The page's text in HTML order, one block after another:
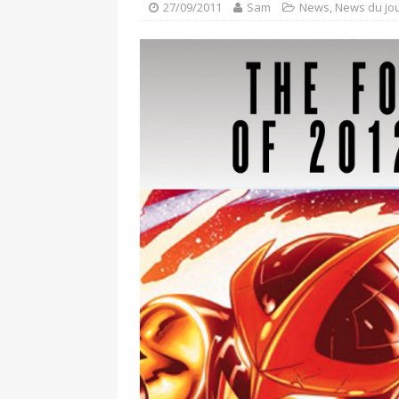
27/09/2011 Sam News, News du